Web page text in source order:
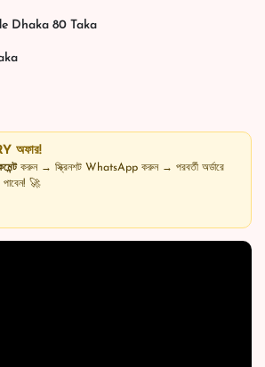
Dhaka 80 Taka
অফার!
করুন → স্ক্রিনশট WhatsApp করুন → পরবর্তী অর্ডারে
পাবেন! 🚀